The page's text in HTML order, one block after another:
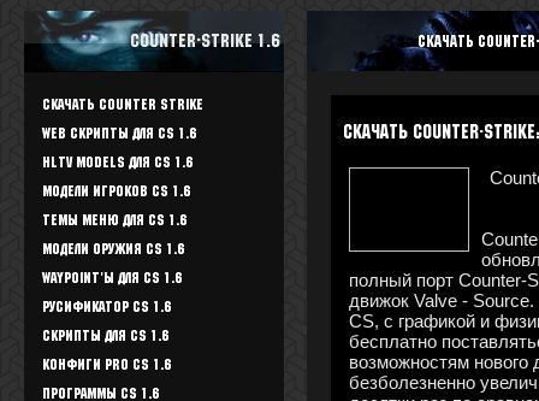
Counter-Strike 1.6
Скачать Counter Strike
WEB скрипты для CS 1.6
HLTV Models для CS 1.6
Модели игроков CS 1.6
Темы меню для CS 1.6
Модели оружия CS 1.6
Waypoint'ы для CS 1.6
Русификатор CS 1.6
Скрипты для CS 1.6
Конфиги Pro CS 1.6
Программы CS 1.6
Скачать
Скачать Counter-
полный порт
движок Valve -
CS, с графикой и
бесплатно
возможностям нового
безболезненно